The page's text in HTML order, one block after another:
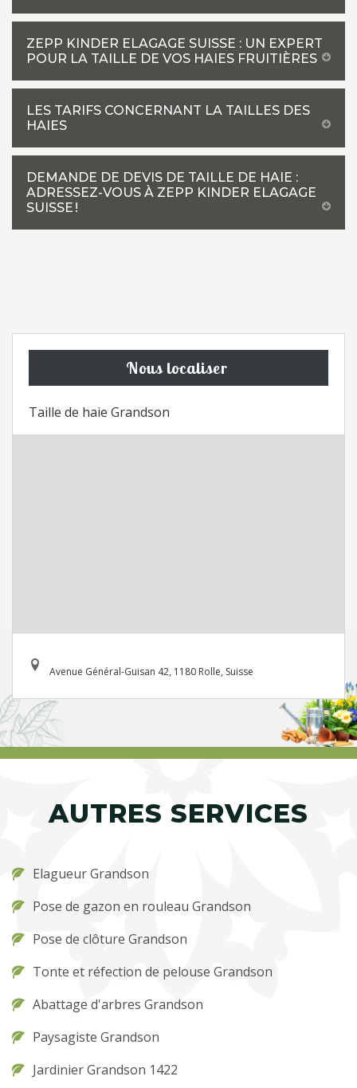
ZEPP KINDER ELAGAGE SUISSE : UN EXPERT
POUR LA TAILLE DE VOS HAIES FRUITIÈRES
LES TARIFS CONCERNANT LA TAILLES DES
HAIES
DEMANDE DE DEVIS DE TAILLE DE HAIE :
ADRESSEZ-VOUS À ZEPP KINDER ELAGAGE
SUISSE !
Nous localiser
Taille de haie Grandson
Avenue Général-Guisan 42, 1180 Rolle, Suisse
AUTRES SERVICES
Elagueur Grandson
Pose de gazon en rouleau Grandson
Pose de clôture Grandson
Tonte et réfection de pelouse Grandson
Abattage d'arbres Grandson
Paysagiste Grandson
Jardinier Grandson 1422